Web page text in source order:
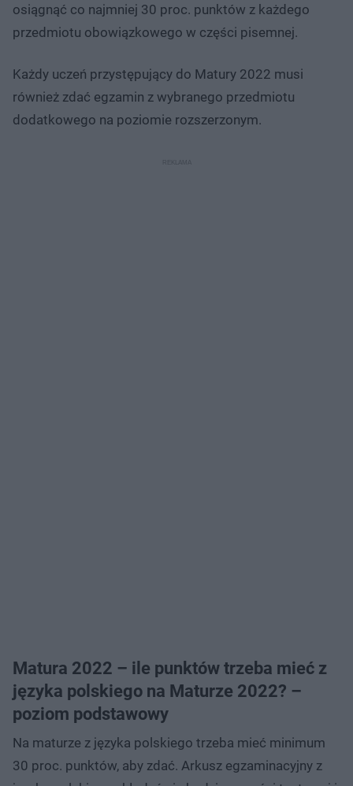
osiągnąć co najmniej 30 proc. punktów z każdego
przedmiotu obowiązkowego w części pisemnej.
Każdy uczeń przystępujący do Matury 2022 musi
również zdać egzamin z wybranego przedmiotu
dodatkowego na poziomie rozszerzonym.
Matura 2022 – ile punktów trzeba mieć z
języka polskiego na Maturze 2022? –
poziom podstawowy
Na maturze z języka polskiego trzeba mieć minimum
30 proc. punktów, aby zdać. Arkusz egzaminacyjny z